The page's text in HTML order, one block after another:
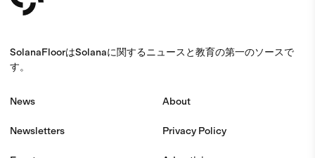
SolanaFloorはSolanaに関するニュースと教育の第一のソースで
す。
News
Newsletters
About
Privacy Policy